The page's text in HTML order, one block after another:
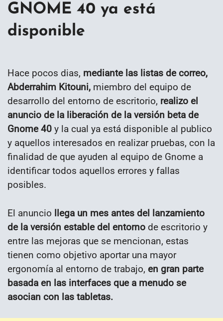
GNOME 40 ya está
disponible
Hace pocos dias, mediante las listas de correo,
Abderrahim Kitouni, miembro del equipo de
desarrollo del entorno de escritorio, realizo el
anuncio de la liberación de la versión beta de
Gnome 40 y la cual ya está disponible al publico
y aquellos interesados en realizar pruebas, con la
finalidad de que ayuden al equipo de Gnome a
identificar todos aquellos errores y fallas
posibles.
El anuncio llega un mes antes del lanzamiento
de la versión estable del entorno de escritorio y
entre las mejoras que se mencionan, estas
tienen como objetivo aportar una mayor
ergonomía al entorno de trabajo, en gran parte
basada en las interfaces que a menudo se
asocian con las tabletas.